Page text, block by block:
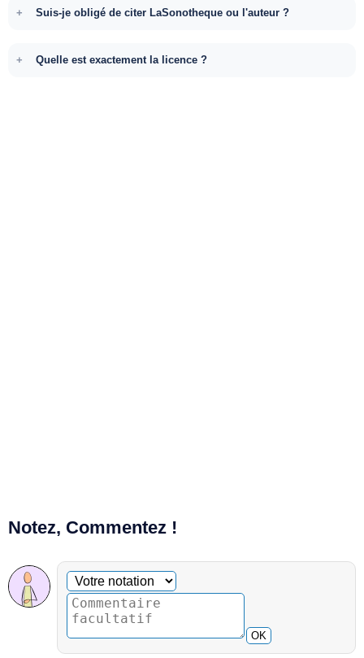
Suis-je obligé de citer LaSonotheque ou l'auteur ?
Quelle est exactement la licence ?
Notez, Commentez !
Commentaire facultatif
Votre notation
OK